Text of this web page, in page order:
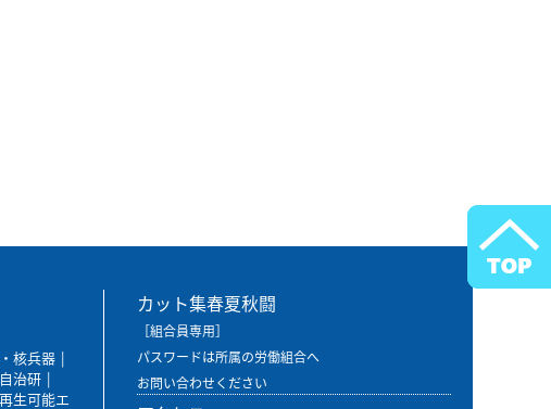
核兵器
治研
生可能エ
カット集春夏秋闘
［組合員専用］
パスワードは所属の労働組合へ
お問い合わせください